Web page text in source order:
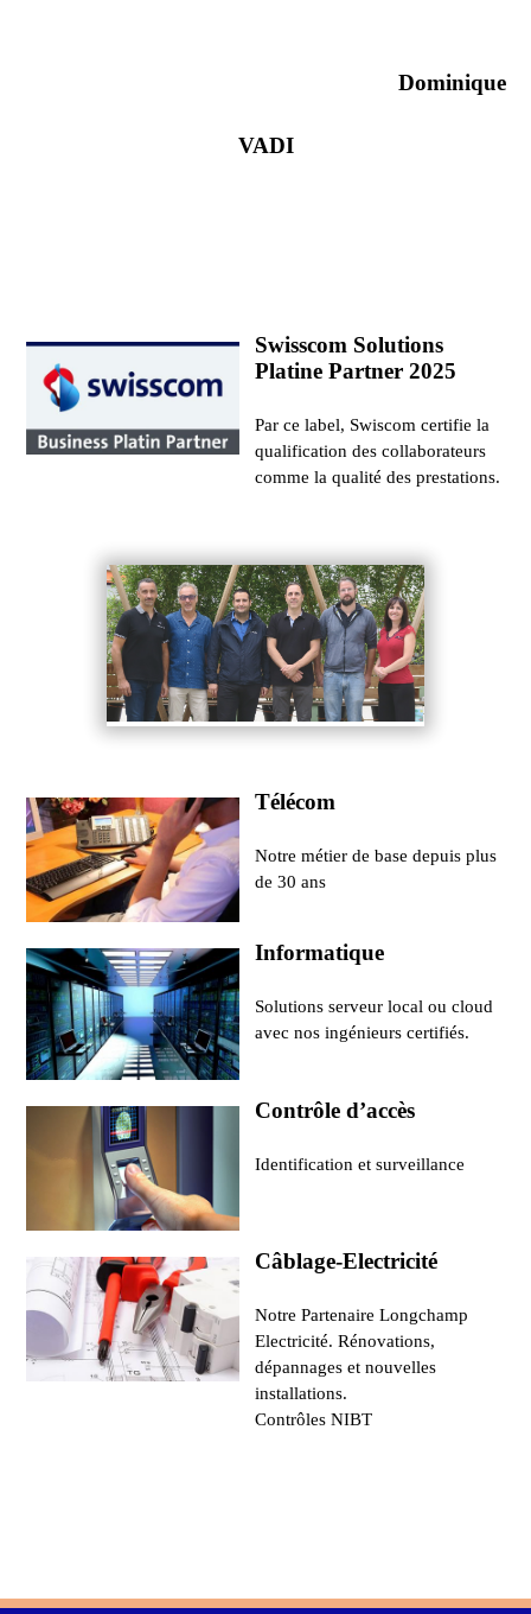
Dominique
VADI
Swisscom Solutions
Platine Partner 2025
Par ce label, Swiscom certifie la
qualification des collaborateurs
comme la qualité des prestations.
Télécom
Notre métier de base depuis plus
de 30 ans
Informatique
Solutions serveur local ou cloud
avec nos ingénieurs certifiés.
Contrôle d’accès
Identification et surveillance
Câblage-Electricité
Notre Partenaire Longchamp
Electricité. Rénovations,
dépannages et nouvelles
installations.
Contrôles NIBT